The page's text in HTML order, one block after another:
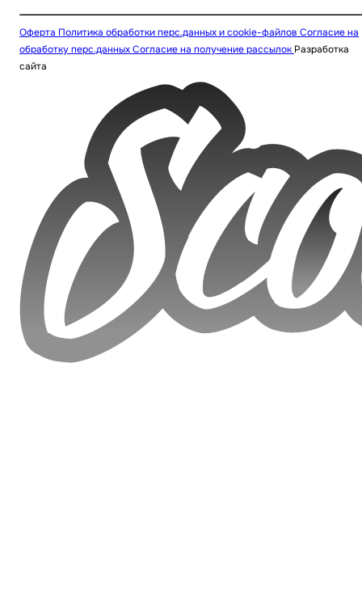
Оферта Политика обработки перс.данных и cookie-файлов Согласие на
обработку перс.данныхСогласие на получение рассылок Разработка
сайта